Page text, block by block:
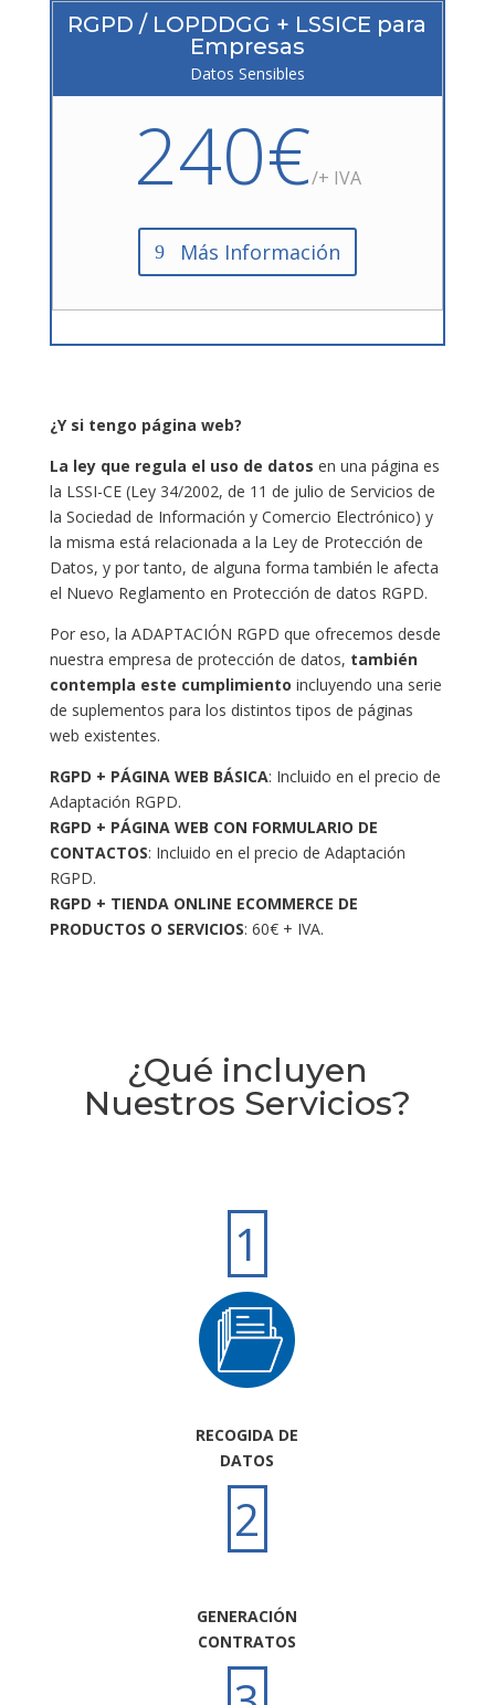
RGPD / LOPDDGG + LSSICE para
Empresas
Datos Sensibles
240€/+ IVA
Más Información
¿Y si tengo página web?
La ley que regula el uso de datos en una página es
la LSSI-CE (Ley 34/2002, de 11 de julio de Servicios de
la Sociedad de Información y Comercio Electrónico) y
la misma está relacionada a la Ley de Protección de
Datos, y por tanto, de alguna forma también le afecta
el Nuevo Reglamento en Protección de datos RGPD.
Por eso, la ADAPTACIÓN RGPD que ofrecemos desde
nuestra empresa de protección de datos, también
contempla este cumplimiento incluyendo una serie
de suplementos para los distintos tipos de páginas
web existentes.
RGPD + PÁGINA WEB BÁSICA: Incluido en el precio de
Adaptación RGPD.
RGPD + PÁGINA WEB CON FORMULARIO DE
CONTACTOS: Incluido en el precio de Adaptación
RGPD.
RGPD + TIENDA ONLINE ECOMMERCE DE
PRODUCTOS O SERVICIOS: 60€ + IVA.
¿Qué incluyen
Nuestros Servicios?
1
RECOGIDA DE
DATOS
2
GENERACIÓN
CONTRATOS